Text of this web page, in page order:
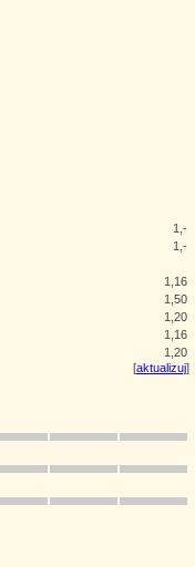
1,-
1,-
1,16
1,50
1,20
1,16
1,20
[aktualizuj]